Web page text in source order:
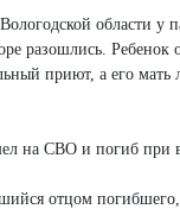
области у
разошлись. Ребенок
приют, а его
на СВО и погиб при
отцом погибшего,